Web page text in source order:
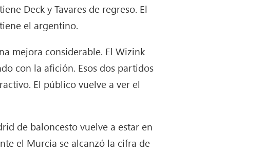
Deck y Tavares de regreso. El
el argentino.
mejora considerable. El Wizink
con la afición. Esos dos partidos
El público vuelve a ver el
de baloncesto vuelve a estar en
el Murcia se alcanzó la cifra de